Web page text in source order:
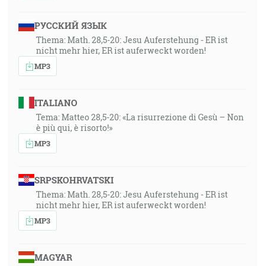
РУССКИЙ ЯЗЫК
Thema: Math. 28,5-20: Jesu Auferstehung - ER ist
nicht mehr hier, ER ist auferweckt worden!
MP3
ITALIANO
Tema: Matteo 28,5-20: «La risurrezione di Gesù – Non
è più qui, è risorto!»
MP3
SRPSKOHRVATSKI
Thema: Math. 28,5-20: Jesu Auferstehung - ER ist
nicht mehr hier, ER ist auferweckt worden!
MP3
MAGYAR